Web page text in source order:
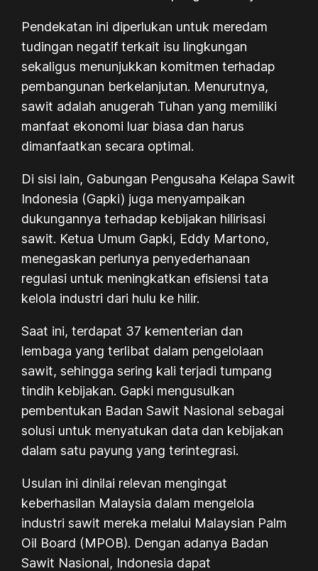
Pendekatan ini diperlukan untuk meredam
tudingan negatif terkait isu lingkungan
sekaligus menunjukkan komitmen terhadap
pembangunan berkelanjutan. Menurutnya,
sawit adalah anugerah Tuhan yang memiliki
manfaat ekonomi luar biasa dan harus
dimanfaatkan secara optimal.
Di sisi lain, Gabungan Pengusaha Kelapa Sawit
Indonesia (Gapki) juga menyampaikan
dukungannya terhadap kebijakan hilirisasi
sawit. Ketua Umum Gapki, Eddy Martono,
menegaskan perlunya penyederhanaan
regulasi untuk meningkatkan efisiensi tata
kelola industri dari hulu ke hilir.
Saat ini, terdapat 37 kementerian dan
lembaga yang terlibat dalam pengelolaan
sawit, sehingga sering kali terjadi tumpang
tindih kebijakan. Gapki mengusulkan
pembentukan Badan Sawit Nasional sebagai
solusi untuk menyatukan data dan kebijakan
dalam satu payung yang terintegrasi.
Usulan ini dinilai relevan mengingat
keberhasilan Malaysia dalam mengelola
industri sawit mereka melalui Malaysian Palm
Oil Board (MPOB). Dengan adanya Badan
Sawit Nasional, Indonesia dapat